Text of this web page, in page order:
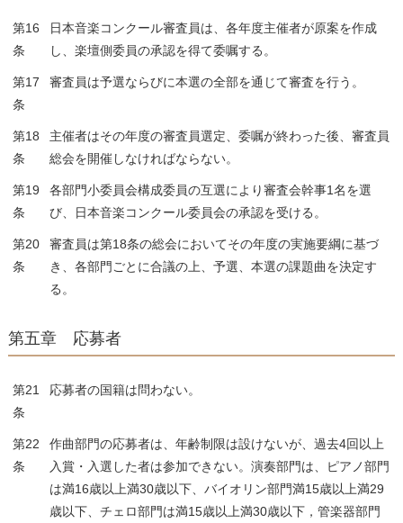
第16
条
日本音楽コンクール審査員は、各年度主催者が原案を作成
し、楽壇側委員の承認を得て委嘱する。
第17
条
審査員は予選ならびに本選の全部を通じて審査を行う。
第18
条
主催者はその年度の審査員選定、委嘱が終わった後、審査員
総会を開催しなければならない。
第19
条
各部門小委員会構成委員の互選により審査会幹事1名を選
び、日本音楽コンクール委員会の承認を受ける。
第20
条
審査員は第18条の総会においてその年度の実施要綱に基づ
き、各部門ごとに合議の上、予選、本選の課題曲を決定す
る。
第五章 応募者
第21
条
応募者の国籍は問わない。
第22
条
作曲部門の応募者は、年齢制限は設けないが、過去4回以上
入賞・入選した者は参加できない。演奏部門は、ピアノ部門
は満16歳以上満30歳以下、バイオリン部門満15歳以上満29
歳以下、チェロ部門は満15歳以上満30歳以下，管楽器部門